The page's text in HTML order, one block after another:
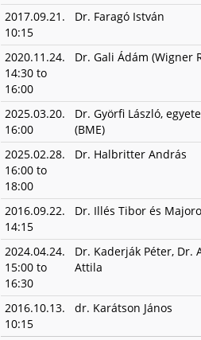
2017.09.21.
10:15
Dr. Faragó István
2020.11.24.
14:30 to
16:00
Dr. Gali Ádám (Wigner
2025.03.20.
16:00
Dr. Györfi László,
(BME)
2025.02.28.
16:00 to
18:00
Dr. Halbritter András
2016.09.22.
14:15
Dr. Illés Tibor és
2024.04.24.
15:00 to
16:30
Dr. Kaderják Péter, Dr.
Attila
2016.10.13.
10:15
dr. Karátson János